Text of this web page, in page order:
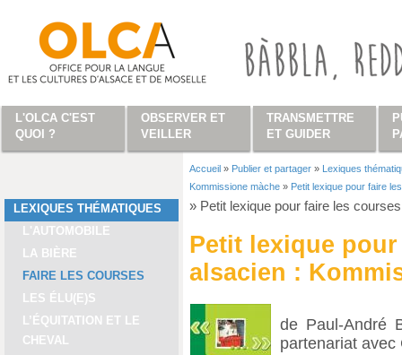
LEXIQUES THÉMATIQUES
L'AUTOMOBILE
LA BIÈRE
FAIRE LES COURSES
LES ÉLU(E)S
L’ÉQUITATION ET LE
CHEVAL
Vous êtes ici
Accueil » Publier et partager » Lexiques
Kommissione màche » Petit lexique pour faire
» Petit lexique pour faire les
Petit lexique
alsacien :
de Paul-André
partenariat avec
L'OLCA C'EST
QUOI ?
OBSERVER ET
VEILLER
TRANSMETTRE
ET GUIDER